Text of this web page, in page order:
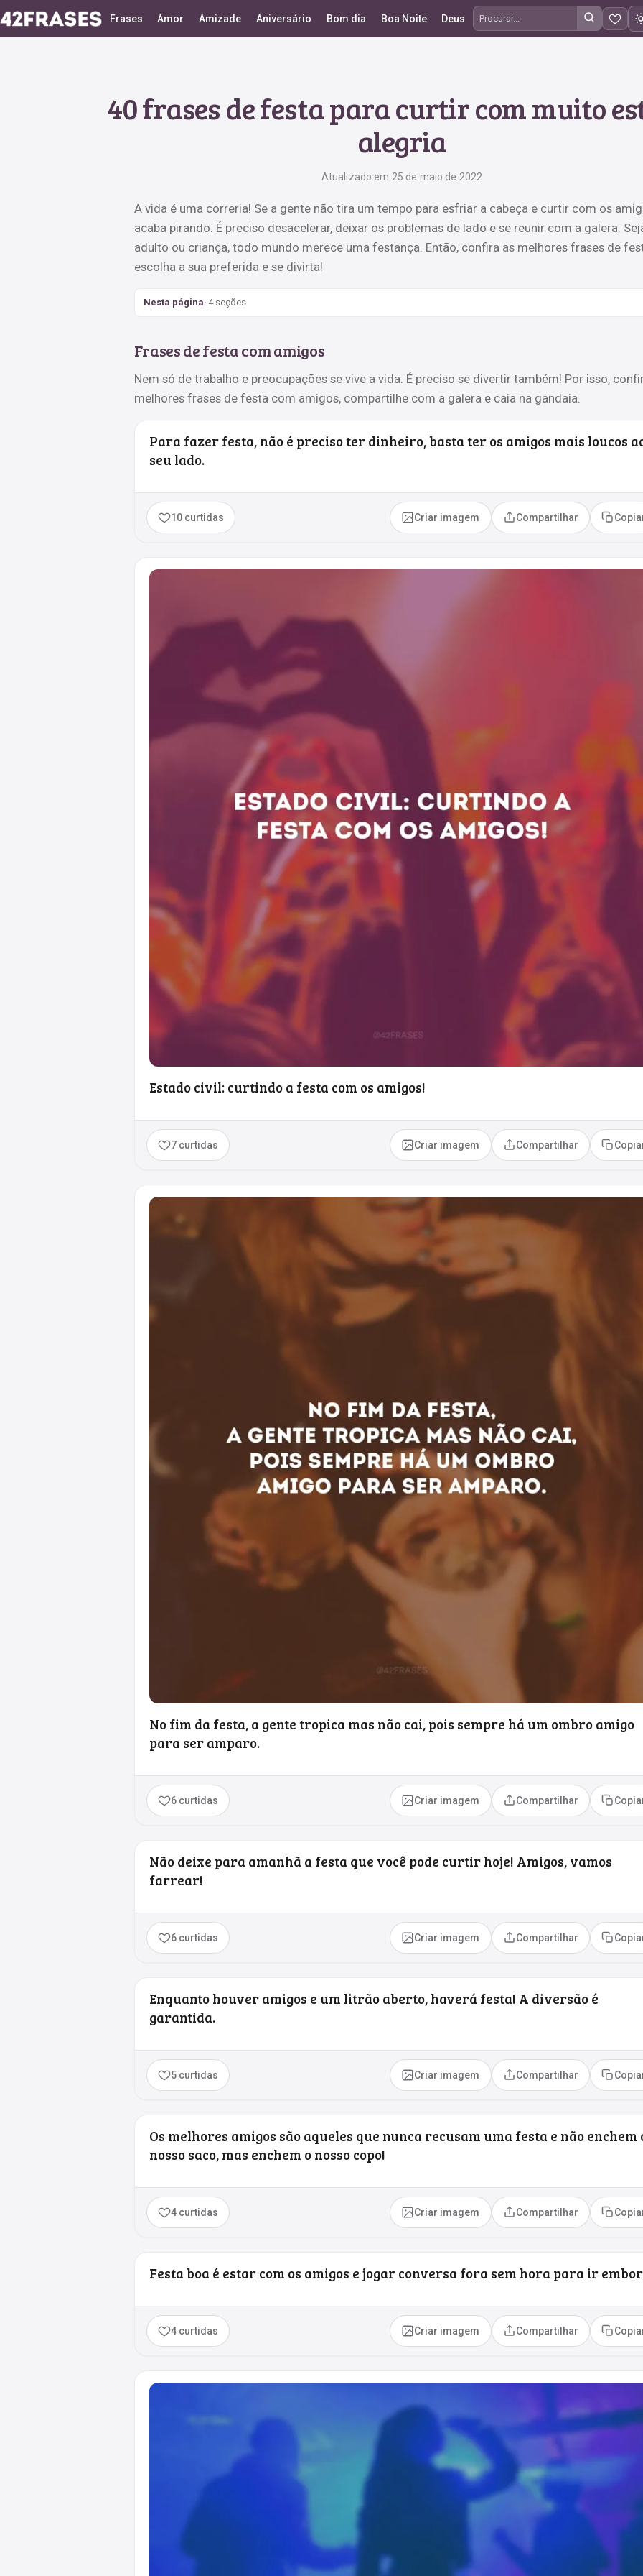
Frases Amor Amizade Aniversário Bom dia Boa Noite Deus
Procurar frases
40 frases de festa para curtir com muito
alegria
Atualizado em 25 de maio de 2022
A vida é uma correria! Se a gente não tira um tempo para esfriar a cabeça e curtir com os
acaba pirando. É preciso desacelerar, deixar os problemas de lado e se reunir com a galera.
adulto ou criança, todo mundo merece uma festança. Então, confira as melhores frases de
escolha a sua preferida e se divirta!
Nesta página· 4 seções
Frases de festa com amigos
Nem só de trabalho e preocupações se vive a vida. É preciso se divertir também! Por isso,
melhores frases de festa com amigos, compartilhe com a galera e caia na gandaia.
Para fazer festa, não é preciso ter dinheiro, basta ter os amigos mais loucos
seu lado.
10 curtidas Criar imagem Compartilhar
Estado civil: curtindo a festa com os amigos!
7 curtidas Criar imagem Compartilhar
No fim da festa, a gente tropica mas não cai, pois sempre há um ombro amigo
para ser amparo.
6 curtidas Criar imagem Compartilhar
Não deixe para amanhã a festa que você pode curtir hoje! Amigos, vamos
farrear!
6 curtidas Criar imagem Compartilhar
Enquanto houver amigos e um litrão aberto, haverá festa! A diversão é
garantida.
5 curtidas Criar imagem Compartilhar
Os melhores amigos são aqueles que nunca recusam uma festa e não enchem
nosso saco, mas enchem o nosso copo!
4 curtidas Criar imagem Compartilhar
Festa boa é estar com os amigos e jogar conversa fora sem hora para ir
4 curtidas Criar imagem Compartilhar